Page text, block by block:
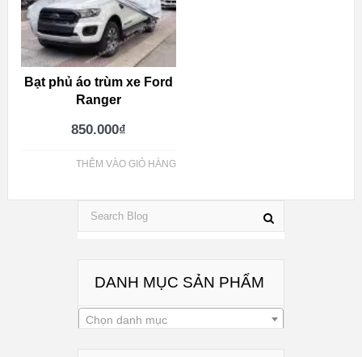
Bạt phủ áo trùm xe Ford
Ranger
850.000₫
THÊM VÀO GIỎ HÀNG
DANH MỤC SẢN PHẨM
Chọn danh mục